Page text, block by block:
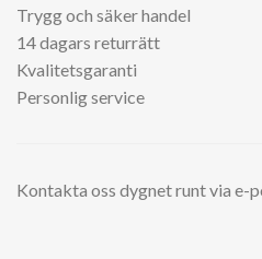
Trygg och säker handel
14 dagars returrätt
Kvalitetsgaranti
Personlig service
Kontakta oss dygnet runt via e-